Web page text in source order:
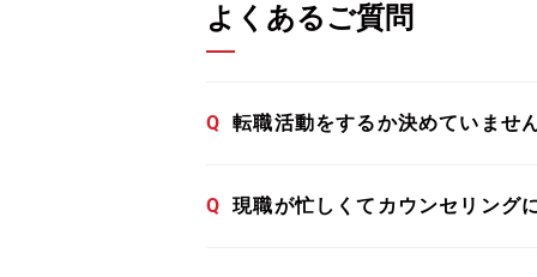
よくあるご質問
Q 転職活動をするか決めていませ
Q 現職が忙しくてカウンセリング